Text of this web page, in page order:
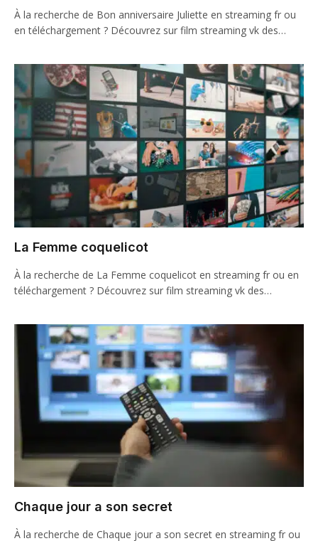
À la recherche de Bon anniversaire Juliette en streaming fr ou
en téléchargement ? Découvrez sur film streaming vk des…
La Femme coquelicot
À la recherche de La Femme coquelicot en streaming fr ou en
téléchargement ? Découvrez sur film streaming vk des…
Chaque jour a son secret
À la recherche de Chaque jour a son secret en streaming fr ou